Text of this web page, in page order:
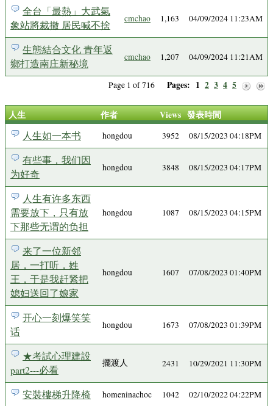
全台「最熱」大武氣
象站將裁撤 居民喊不捨
cmchao 1,163 04/09/2024 11:23AM
生態結合文化 青年返
鄉打造南庄新秘境
cmchao 1,207 04/09/2024 11:21AM
Page 1 of 716 Pages: 1 2 3 4 5
人生 作者 Views 發表時間
人生如一本书 hongdou 3952 08/15/2023 04:18PM
有些事，我们因
为好奇
hongdou 3848 08/15/2023 04:17PM
人生有许多东西
需要放下，只有放
下那些无谓的负担
hongdou 1087 08/15/2023 04:15PM
来了一位新邻
居，一打听，姓
王，于是我赶紧把
媳妇送回了娘家
hongdou 1607 07/08/2023 01:40PM
开心一刻爆笑笑
话
hongdou 1673 07/08/2023 01:39PM
★考試心理建設
part2---必看
擺渡人 2431 10/29/2021 11:30PM
安裝樓梯升降椅 homeninachoc 1042 02/10/2022 04:22PM